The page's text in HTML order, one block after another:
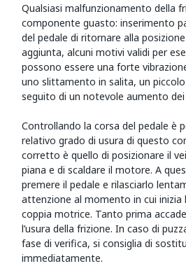
Qualsiasi malfunzionamento della
componente guasto: inserimento
del pedale di ritornare alla
aggiunta, alcuni motivi validi per
possono essere una forte
uno slittamento in salita, un
seguito di un notevole aumento
Controllando la corsa del pedale è
relativo grado di usura di questo
corretto è quello di posizionare il
piana e di scaldare il motore. A
premere il pedale e rilasciarlo
attenzione al momento in cui inizia
coppia motrice. Tanto prima
l’usura della frizione. In caso di
fase di verifica, si consiglia di
immediatamente.